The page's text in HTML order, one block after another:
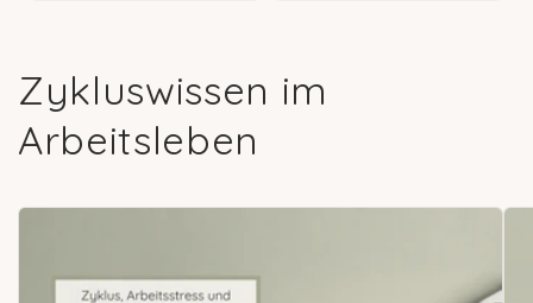
Zykluswissen im
Arbeitsleben